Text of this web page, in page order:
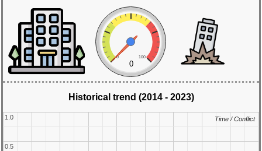
0 100
0
Historical trend (2014 - 2023)
0.5
0.5
1.0
1.0 Time / Conflict
Time / Conflict